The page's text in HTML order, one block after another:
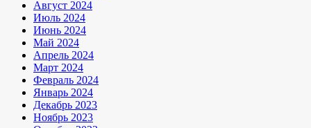
Август 2024
Июль 2024
Июнь 2024
Май 2024
Апрель 2024
Март 2024
Февраль 2024
Январь 2024
Декабрь 2023
Ноябрь 2023